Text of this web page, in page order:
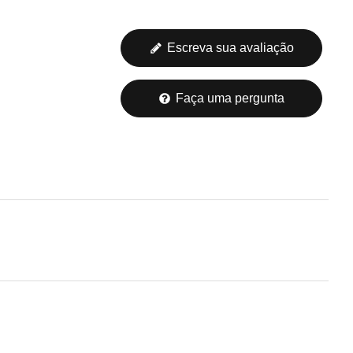
Escreva sua avaliação
Faça uma pergunta